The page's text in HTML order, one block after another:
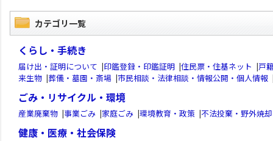
カテゴリ一覧
くらし・手続き
届け出・証明について |印鑑登録・印鑑証明 |住民票・住基ネット |戸
来生物 |葬儀・墓園・斎場 |市民相談・法律相談・情報公開・個人情報
ごみ・リサイクル・環境
産業廃棄物 |事業ごみ |家庭ごみ |環境教育・政策 |不法投棄・野外焼却
健康・医療・社会保険